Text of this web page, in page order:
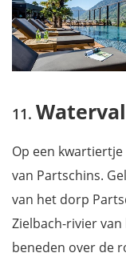
Op een
van Partschins.
van het dorp
Zielbach-rivier
beneden over de